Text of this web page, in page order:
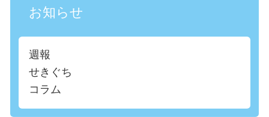
お知らせ
週報
せきぐち
コラム